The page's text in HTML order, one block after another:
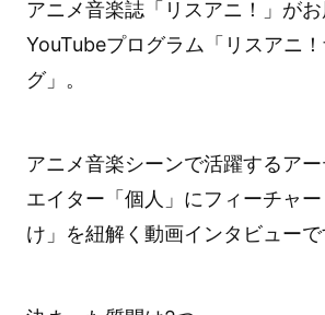
アニメ音楽誌「リスアニ！」が
YouTubeプログラム「リスアニ
グ」。
アニメ音楽シーンで活躍するア
エイター「個人」にフィーチャ
け」を紐解く動画インタビューで